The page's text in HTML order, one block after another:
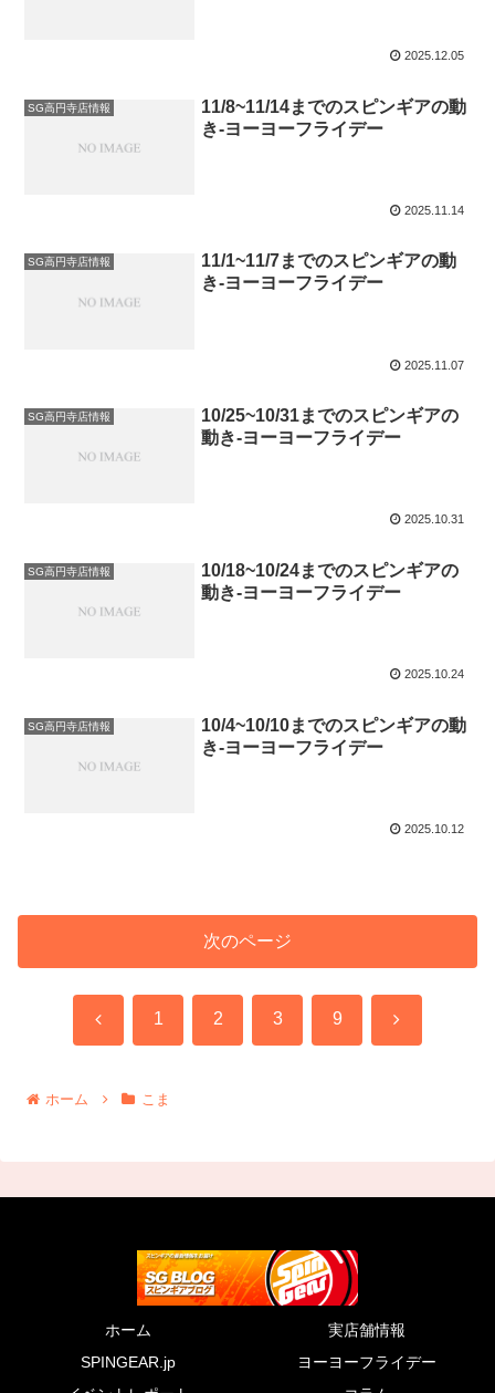
2025.12.05
SG高円寺店情報
11/8~11/14までのスピンギアの動
き-ヨーヨーフライデー
2025.11.14
SG高円寺店情報
11/1~11/7までのスピンギアの動
き-ヨーヨーフライデー
2025.11.07
SG高円寺店情報
10/25~10/31までのスピンギアの
動き-ヨーヨーフライデー
2025.10.31
SG高円寺店情報
10/18~10/24までのスピンギアの
動き-ヨーヨーフライデー
2025.10.24
SG高円寺店情報
10/4~10/10までのスピンギアの動
き-ヨーヨーフライデー
2025.10.12
次のページ
前 1 2 3 9 次
ホーム こま
ホーム
実店舗情報
SPINGEAR.jp
ヨーヨーフライデー